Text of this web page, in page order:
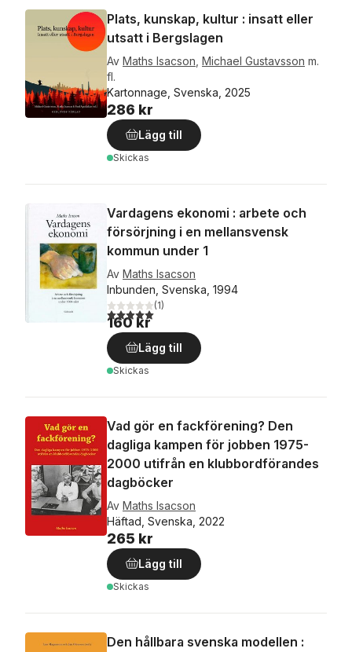
Plats, kunskap, kultur : insatt eller
utsatt i Bergslagen
Av Maths Isacson Michael Gustavsson m.
fl.
Kartonnage, Svenska, 2025
286 kr
Lägg till
Skickas
Vardagens ekonomi : arbete och
försörjning i en mellansvensk
kommun under 1
Av Maths Isacson
Inbunden, Svenska, 1994
5,0utav 5 stjärnor. Totalt antal röster:
(1)
160 kr
Lägg till
Skickas
Vad gör en fackförening? Den
dagliga kampen för jobben 1975-
2000 utifrån en klubbordförandes
dagböcker
Av Maths Isacson
Häftad, Svenska, 2022
265 kr
Lägg till
Skickas
Den hållbara svenska modellen :